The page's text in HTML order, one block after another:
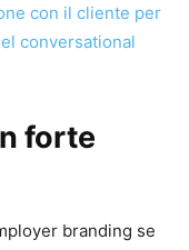
con il cliente per
conversational
forte
branding se